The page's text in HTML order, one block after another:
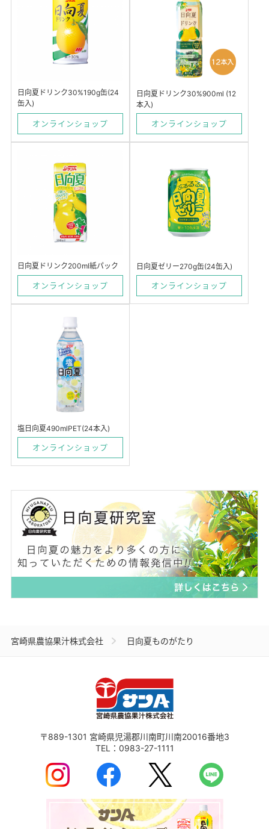
日向夏ドリンク30%190g缶(24
缶入)
オンラインショップ
日向夏ドリンク30%900ml (12
本入)
オンラインショップ
日向夏ドリンク200ml紙パック
オンラインショップ
日向夏ゼリー270g缶(24缶入)
オンラインショップ
塩日向夏490mlPET(24本入)
オンラインショップ
宮崎県農協果汁株式会社 日向夏ものがたり
〒889-1301 宮崎県児湯郡川南町川南20016番地3
TEL： 0983-27-1111